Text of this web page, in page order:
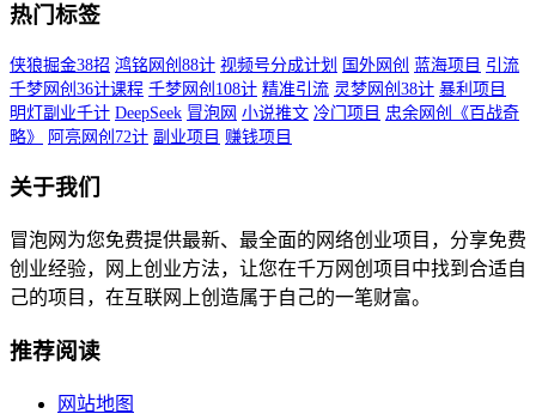
热门标签
侠狼掘金38招 鸿铭网创88计 视频号分成计划 国外网创 蓝海项目 引流
千梦网创36计课程 千梦网创108计 精准引流 灵梦网创38计 暴利项目
明灯副业千计 DeepSeek 冒泡网 小说推文 冷门项目 忠余网创《百战奇
略》
阿亮网创72计 副业项目 赚钱项目
关于我们
冒泡网为您免费提供最新、最全面的网络创业项目，分享免费
创业经验，网上创业方法，让您在千万网创项目中找到合适自
己的项目，在互联网上创造属于自己的一笔财富。
推荐阅读
网站地图